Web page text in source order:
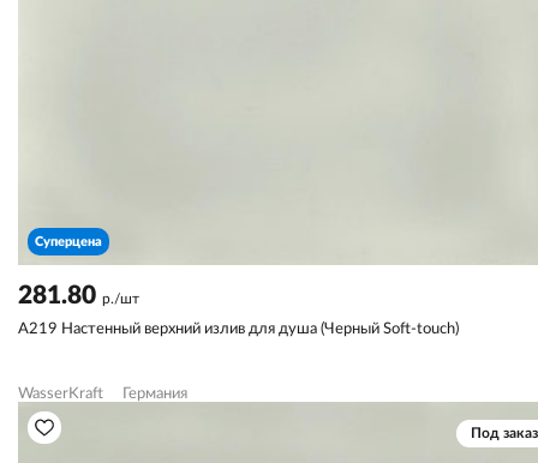
Суперцена
281.80 р./шт
A219 Настенный верхний излив для душа (Черный Soft-touch)
WasserKraft Германия
Под заказ